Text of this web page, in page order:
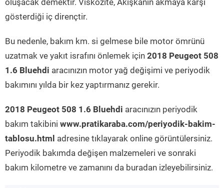
oluşacak demektir. Viskozite, Akışkanın akmaya karşı
gösterdiği iç dirençtir.
Bu nedenle, bakım km. si gelmese bile motor ömrünü
uzatmak ve yakıt israfını önlemek için 2018 Peugeot 508
1.6 Bluehdi aracınızın motor yağ değişimi ve periyodik
bakımını yılda bir kez yaptırmanız gerekir.
2018 Peugeot 508 1.6 Bluehdi aracınızın periyodik
bakım takibini www.pratikaraba.com/periyodik-bakim-
tablosu.html adresine tıklayarak online görüntülersiniz.
Periyodik bakımda değişen malzemeleri ve sonraki
bakım kilometre ve zamanını da buradan izleyebilirsiniz.